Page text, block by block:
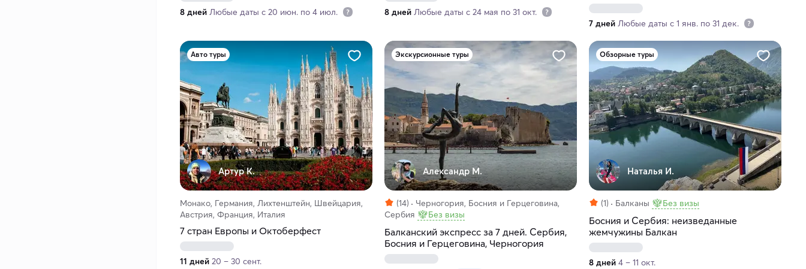
8 дней Любые даты с 20 июн. по 4 июл. 8 дней Любые даты с 24 мая по 31 окт.
7 дней Любые даты с 1 янв. по 31 дек.
Авто туры
Артур К.
Монако, Германия, Лихтенштейн, Швейцария,
Австрия, Франция, Италия
7 стран Европы и Октоберфест
11 дней 20 – 30 сент.
Экскурсионные туры
Александр М.
(14)
Черногория, Босния и Герцеговина,
Сербия
Без визы
Балканский экспресс за 7 дней. Сербия,
Босния и Герцеговина, Черногория
Обзорные туры
Наталья И.
(1) Балканы Без визы
Босния и Сербия: неизведанные
жемчужины Балкан
8 дней 4 – 11 окт.